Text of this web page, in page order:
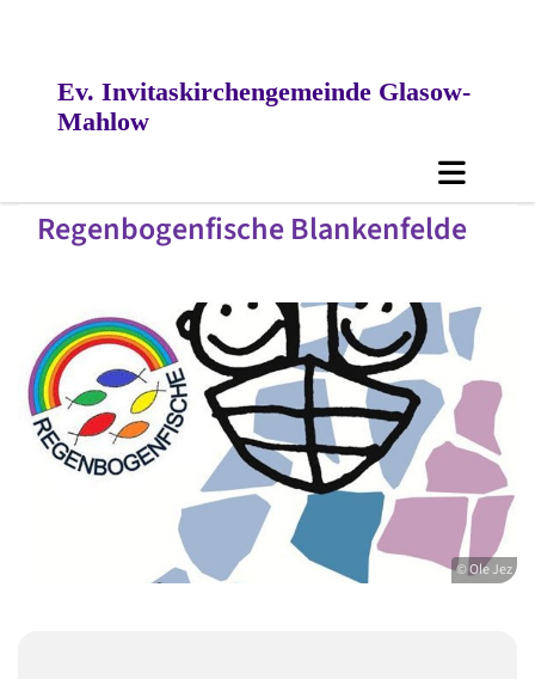
Ev. Invitaskirchengemeinde Glasow-
Mahlow
Regenbogenfische Blankenfelde
© Ole Jez